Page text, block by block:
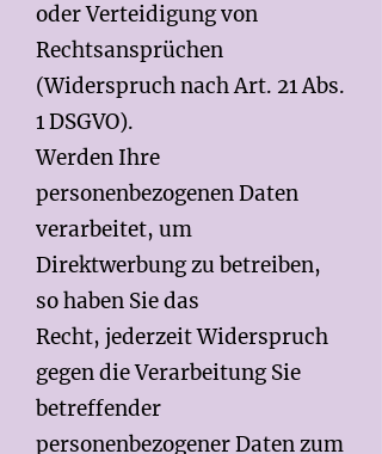
oder Verteidigung von
Rechtsansprüchen
(Widerspruch nach Art. 21 Abs.
1 DSGVO).
Werden Ihre
personenbezogenen Daten
verarbeitet, um
Direktwerbung zu betreiben,
so haben Sie das
Recht, jederzeit Widerspruch
gegen die Verarbeitung Sie
betreffender
personenbezogener Daten zum